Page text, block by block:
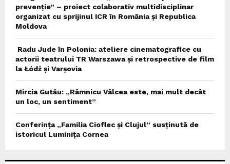
prevenție” – proiect colaborativ multidisciplinar
organizat cu sprijinul ICR în România și Republica
Moldova
Radu Jude în Polonia: ateliere cinematografice cu
actorii teatrului TR Warszawa și retrospective de film
la Łódź și Varșovia
Mircia Gutău: „Râmnicu Vâlcea este, mai mult decât
un loc, un sentiment”
Conferința „Familia Cioflec și Clujul” susținută de
istoricul Luminița Cornea